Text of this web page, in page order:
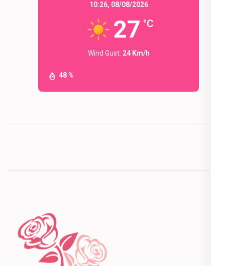
10:26, 08/08/2026
27 °C
48 %
Wind Gust: 24 Km/h